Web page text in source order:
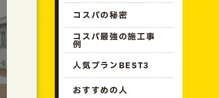
コスパの秘密
コスパ最強の施工事
例
人気プランBEST3
おすすめの人